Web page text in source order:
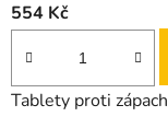
554 Kč
Tablety proti